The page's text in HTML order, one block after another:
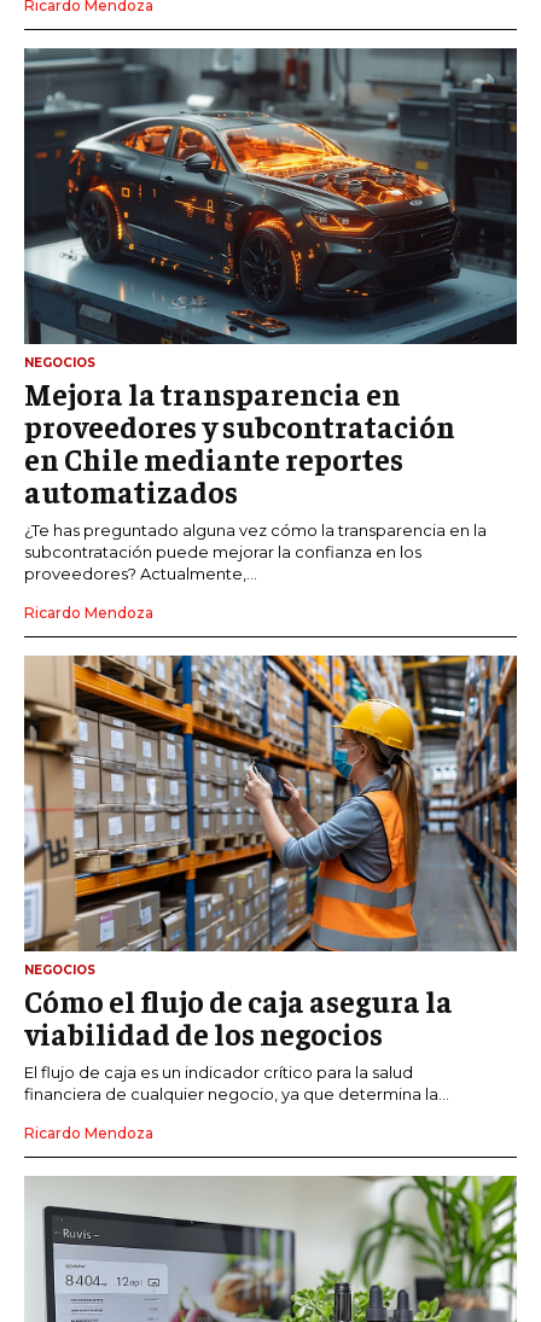
Ricardo Mendoza
NEGOCIOS
Mejora la transparencia en
proveedores y subcontratación
en Chile mediante reportes
automatizados
¿Te has preguntado alguna vez cómo la transparencia en la
subcontratación puede mejorar la confianza en los
proveedores? Actualmente,...
Ricardo Mendoza
NEGOCIOS
Cómo el flujo de caja asegura la
viabilidad de los negocios
El flujo de caja es un indicador crítico para la salud
financiera de cualquier negocio, ya que determina la...
Ricardo Mendoza